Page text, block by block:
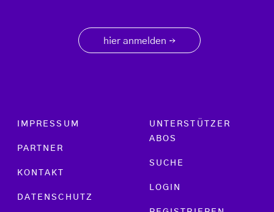
hier anmelden →
Footer menu
IMPRESSUM
PARTNER
KONTAKT
DATENSCHUTZ
UNTERSTÜTZER
ABOS
SUCHE
LOGIN